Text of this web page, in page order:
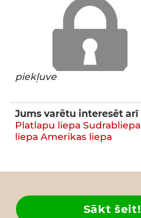
piekļuve
Jums varētu interesēt arī
Platlapu liepa Sudrabliepa
liepa Amerikas liepa
Sākt šeit!